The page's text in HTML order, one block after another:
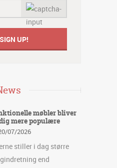
møbler bliver
mere populære
07/2026
stiller i dag større
end